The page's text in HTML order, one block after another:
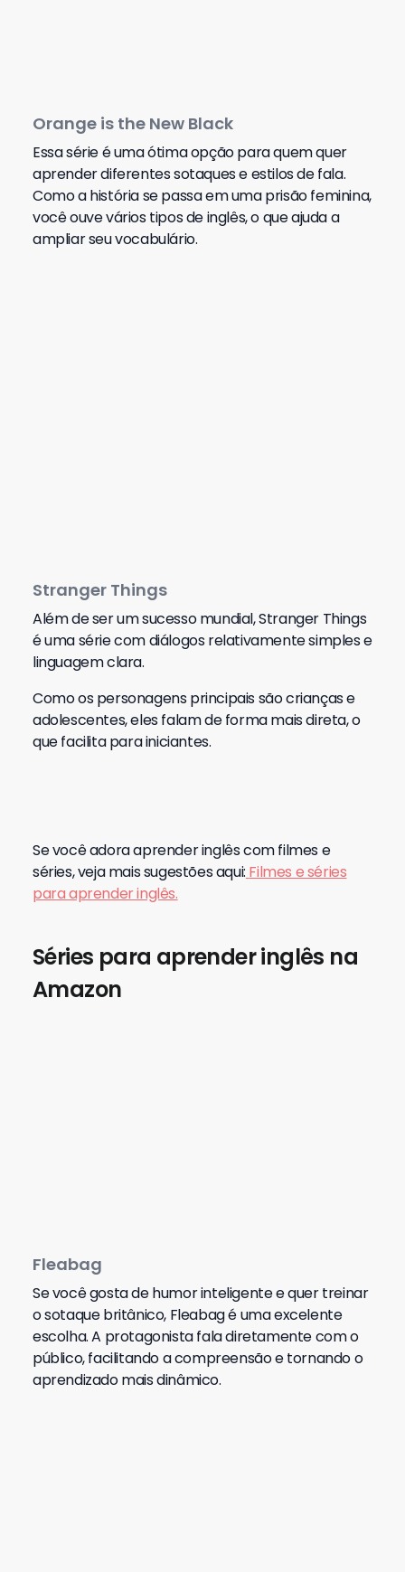
Orange is the New Black
Essa série é uma ótima opção para quem quer
aprender diferentes sotaques e estilos de fala.
Como a história se passa em uma prisão feminina,
você ouve vários tipos de inglês, o que ajuda a
ampliar seu vocabulário.
Stranger Things
Além de ser um sucesso mundial, Stranger Things
é uma série com diálogos relativamente simples e
linguagem clara.
Como os personagens principais são crianças e
adolescentes, eles falam de forma mais direta, o
que facilita para iniciantes.
Se você adora aprender inglês com filmes e
séries, veja mais sugestões aqui: Filmes e séries
para aprender inglês.
Séries para aprender inglês na
Amazon
Fleabag
Se você gosta de humor inteligente e quer treinar
o sotaque britânico, Fleabag é uma excelente
escolha. A protagonista fala diretamente com o
público, facilitando a compreensão e tornando o
aprendizado mais dinâmico.